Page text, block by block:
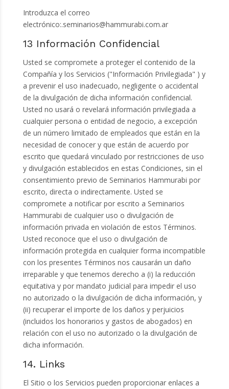
Introduzca el correo
electrónico:.seminarios@hammurabi.com.ar
13 Información Confidencial
Usted se compromete a proteger el contenido de la
Compañía y los Servicios ("Información Privilegiada" ) y
a prevenir el uso inadecuado, negligente o accidental
de la divulgación de dicha información confidencial.
Usted no usará o revelará información privilegiada a
cualquier persona o entidad de negocio, a excepción
de un número limitado de empleados que están en la
necesidad de conocer y que están de acuerdo por
escrito que quedará vinculado por restricciones de uso
y divulgación establecidos en estas Condiciones, sin el
consentimiento previo de Seminarios Hammurabi por
escrito, directa o indirectamente. Usted se
compromete a notificar por escrito a Seminarios
Hammurabi de cualquier uso o divulgación de
información privada en violación de estos Términos.
Usted reconoce que el uso o divulgación de
información protegida en cualquier forma incompatible
con los presentes Términos nos causarán un daño
irreparable y que tenemos derecho a (i) la reducción
equitativa y por mandato judicial para impedir el uso
no autorizado o la divulgación de dicha información, y
(ii) recuperar el importe de los daños y perjuicios
(incluidos los honorarios y gastos de abogados) en
relación con el uso no autorizado o la divulgación de
dicha información.
14. Links
El Sitio o los Servicios pueden proporcionar enlaces a